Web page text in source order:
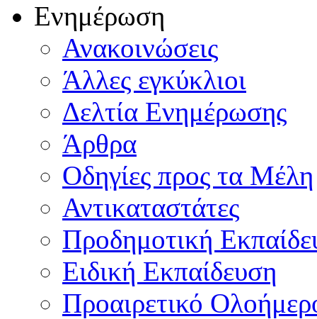
Ενημέρωση
Ανακοινώσεις
Άλλες εγκύκλιοι
Δελτία Ενημέρωσης
Άρθρα
Οδηγίες προς τα Μέλη
Αντικαταστάτες
Προδημοτική
Ειδική Εκπαίδευση
Προαιρετικό